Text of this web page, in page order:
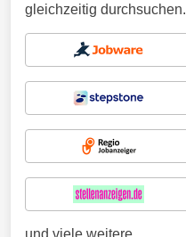
gleichzeitig durchsuchen.
und viele weitere ...